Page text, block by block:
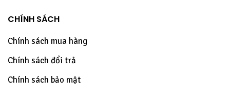
CHÍNH SÁCH
Chính sách mua hàng
Chính sách đổi trả
Chính sách bảo mật